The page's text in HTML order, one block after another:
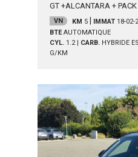
GT +ALCANTARA +
VN KM 5 IMMAT 18-02-
BTE AUTOMATIQUE
CYL. 1.2| CARB. HYBRIDE
G/KM